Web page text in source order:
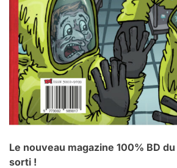
Le nouveau magazine 100% BD
sorti !